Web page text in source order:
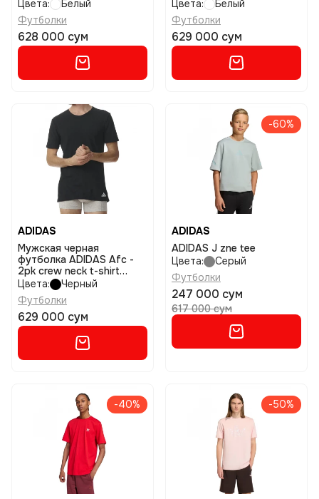
Цвета:
Белый
Футболки
628 000 сум
Цвета:
Белый
Футболки
629 000 сум
ADIDAS
Мужская черная
футболка ADIDAS Afc -
2pk crew neck t-shirt
размер l
Цвета:
Черный
Футболки
629 000 сум
-60%
ADIDAS
ADIDAS J zne tee
Цвета:
Серый
Футболки
247 000 сум
617 000 сум
-40% -50%